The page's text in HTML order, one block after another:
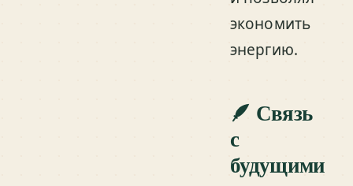
экономить
энергию.
🪶 Связь
с
будущими